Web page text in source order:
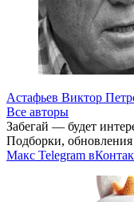
Астафьев Виктор
Все авторы
Забегай — будет
Подборки,
Макс Telegram